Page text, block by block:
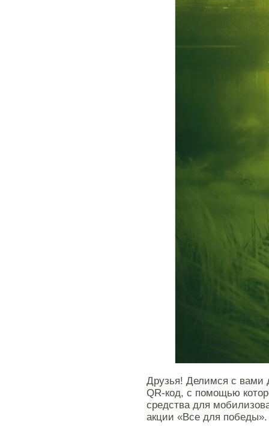
Друзья! Делимся с вами
QR-код, с помощью
средства для
акции «Все для победы».